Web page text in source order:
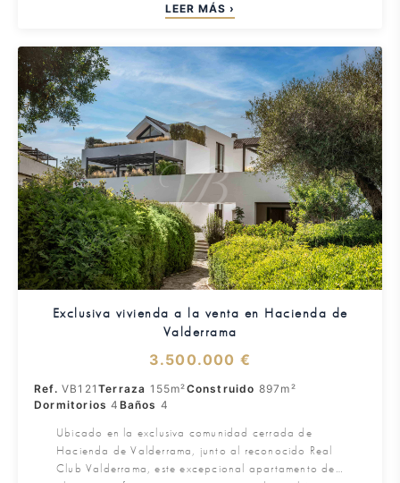
LEER MÁS ›
Exclusiva vivienda a la venta en Hacienda de
Valderrama
3.500.000 €
Ref. VB121Terraza 155m²Construido 897m²
Dormitorios4 Baños 4
Ubicado en la exclusiva comunidad cerrada de
Hacienda de Valderrama, junto al reconocido Real
Club Valderrama, este excepcional apartamento de